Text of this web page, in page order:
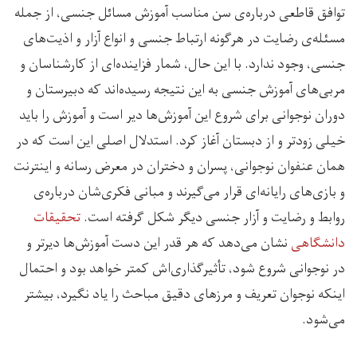
توافق قاطعی درباره‌ی سن مناسب آموزش مسائل جنسی، از جمله
مسئله‌ی رضایت در هرگونه ارتباط جنسی و انواع آزار و اذیت‌های
جنسی، وجود ندارد. با این ‌حال، شمار فزاینده‌ای از کارشناسان و
مربی‌های آموزش جنسی به این نتیجه رسیده‌اند که دبیرستان و
دوران نوجوانی برای شروع این آموزش‌ها دیر است و آموزش را باید
خیلی زودتر و از دبستان آغاز کرد. استدلال اصلی این است که در
همان عنفوان نوجوانی، پسران و دختران در معرض رسانه و اینترنت
و بازی‌های رایانه‌ای قرار می‌گیرند و مبانی فکری‌شان درباره‌ی
روابط و رضایت و آزار جنسی دیگر شکل گرفته است.تحقیقات
دانشگاهینشان می‌دهد که هر قدر این دست آموزش‌ها دیرتر و
در نوجوانی شروع شود، تأثیرگذاری‌اش کمتر خواهد بود و احتمال
اینکه نوجوان تعریف و مرزهای دقیق مباحث را یاد نگیرد، بیشتر
می‌شود.